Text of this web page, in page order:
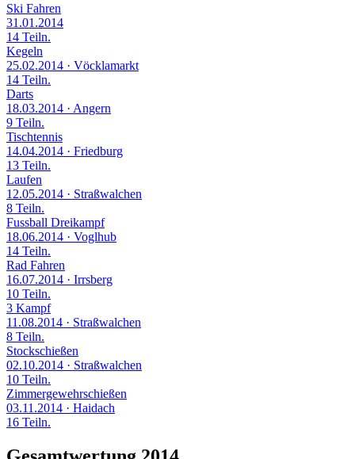
Ski Fahren
31.01.2014
14 Teiln.
Kegeln
25.02.2014 · Vöcklamarkt
14 Teiln.
Darts
18.03.2014 · Angern
9 Teiln.
Tischtennis
14.04.2014 · Friedburg
13 Teiln.
Laufen
12.05.2014 · Straßwalchen
8 Teiln.
Fussball Dreikampf
18.06.2014 · Voglhub
14 Teiln.
Rad Fahren
16.07.2014 · Irrsberg
10 Teiln.
3 Kampf
11.08.2014 · Straßwalchen
8 Teiln.
Stockschießen
02.10.2014 · Straßwalchen
10 Teiln.
Zimmergewehrschießen
03.11.2014 · Haidach
16 Teiln.